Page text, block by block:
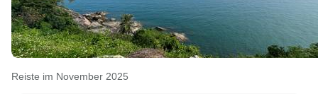
Reiste im November 2025